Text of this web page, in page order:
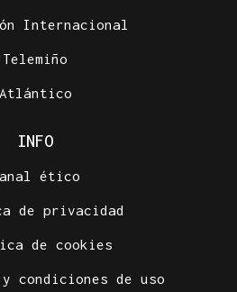
Internacional
Telemiño
Atlántico
INFO
ético
de privacidad
de cookies
condiciones de uso